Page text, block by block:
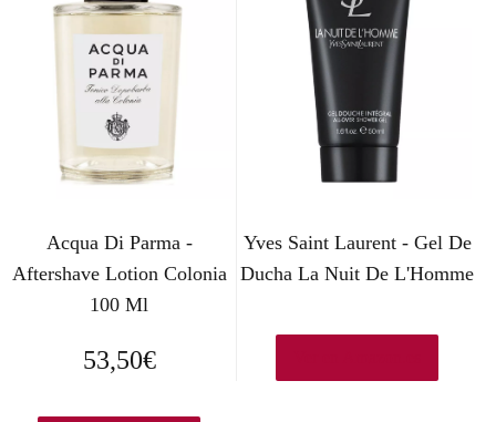
Acqua Di Parma -
Aftershave Lotion Colonia
100 Ml
53,50€
Yves Saint Laurent - Gel De
Ducha La Nuit De L'Homme